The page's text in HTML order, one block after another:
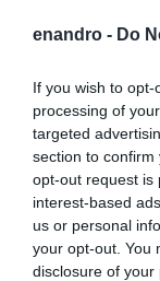
enandro - Do
If you wish to
processing of
targeted
section to
opt-out request is
interest-based
us or personal
your opt-out. You
disclosure of